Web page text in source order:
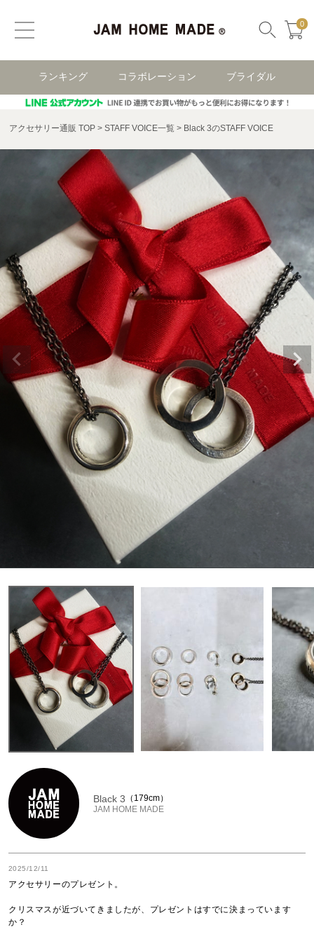
0
ランキング コラボレーション ブライダル
アクセサリー通販 TOP STAFF VOICE一覧 Black 3のSTAFF VOICE
Black 3
JAM HOME MADE
179cm
2025/12/11
アクセサリーのプレゼント。
クリスマスが近づいてきましたが、プレゼントはすでに決まっています
か？